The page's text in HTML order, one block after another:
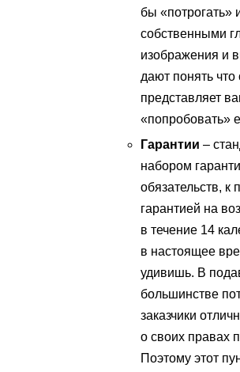
бы «потрогать»
собственными
изображения и
дают понять что
представляет
«попробовать»
Гарантии –
набором
обязательств, к
гарантией на
в течение 14
в настоящее
удивишь. В
большинстве
заказчики
о своих правах
Поэтому этот